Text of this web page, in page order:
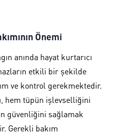
Önemi
anında hayat kurtarıcı
etkili bir şekilde
ve kontrol gerekmektedir.
hem tüpün işlevselliğini
güvenliğini sağlamak
Gerekli bakım